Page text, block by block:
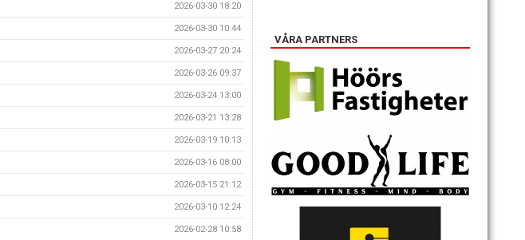
2026-03-30 18:20
2026-03-30 10:44
2026-03-27 20:24
2026-03-26 09:37
2026-03-24 13:00
2026-03-21 13:28
2026-03-19 10:13
2026-03-16 08:00
2026-03-15 21:12
2026-03-10 12:24
2026-02-28 10:58
VÅRA PARTNERS